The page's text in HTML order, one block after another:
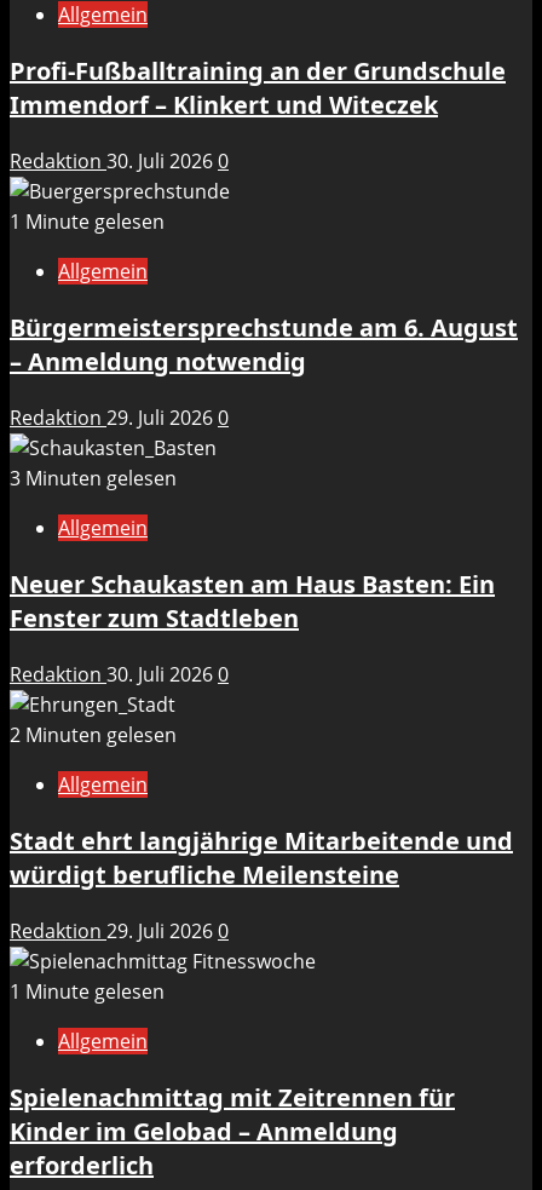
Allgemein
Profi-Fußballtraining an der Grundschule
Immendorf – Klinkert und Witeczek
Redaktion 30. Juli 20260
1 Minute gelesen
Allgemein
Bürgermeistersprechstunde am 6. August
– Anmeldung notwendig
Redaktion 29. Juli 20260
3 Minuten gelesen
Allgemein
Neuer Schaukasten am Haus Basten: Ein
Fenster zum Stadtleben
Redaktion 30. Juli 20260
2 Minuten gelesen
Allgemein
Stadt ehrt langjährige Mitarbeitende und
würdigt berufliche Meilensteine
Redaktion 29. Juli 20260
1 Minute gelesen
Allgemein
Spielenachmittag mit Zeitrennen für
Kinder im Gelobad – Anmeldung
erforderlich